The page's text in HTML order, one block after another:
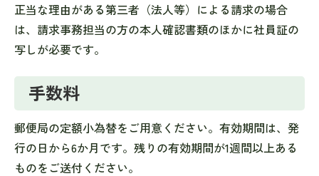
正当な理由がある第三者（法人等）による請求の場合
は、請求事務担当の方の本人確認書類のほかに社員証の
写しが必要です。
手数料
郵便局の定額小為替をご用意ください。有効期間は、発
行の日から6か月です。残りの有効期間が1週間以上ある
ものをご送付ください。